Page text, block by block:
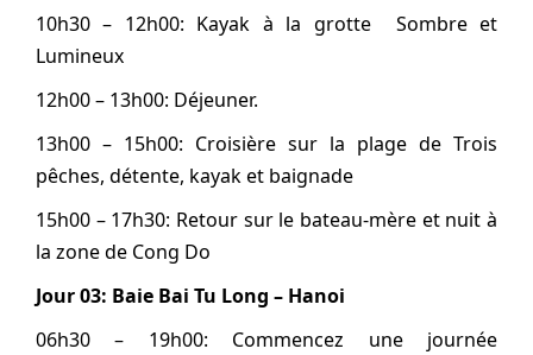
10h30 – 12h00: Kayak à la grotte Sombre et
Lumineux
12h00 – 13h00: Déjeuner.
13h00 – 15h00: Croisière sur la plage de Trois
pêches, détente, kayak et baignade
15h00 – 17h30: Retour sur le bateau-mère et nuit à
la zone de Cong Do
Jour 03: Baie Bai Tu Long – Hanoi
06h30 – 19h00: Commencez une journée